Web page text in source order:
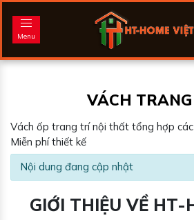
Menu
VÁCH
Vách ốp trang trí nội thất tổng hợp
Miễn phí thiết kế
Nội dung đang cập nhật
GIỚI THIỆU VỀ HT-